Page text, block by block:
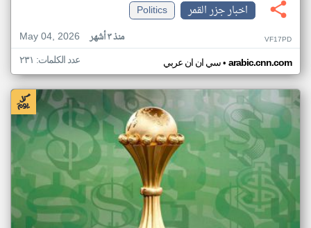
اخبار جزر القمر
Politics
May 04, 2026
منذ ٣ أشهر VF17PD
سي ان ان عربي• arabic.cnn.com عدد الكلمات: ٢٣١